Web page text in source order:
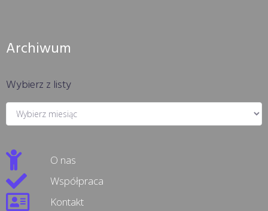
Archiwum
Wybierz z listy
O nas
Współpraca
Kontakt